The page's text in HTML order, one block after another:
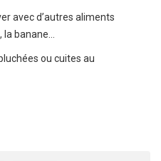
avec d’autres aliments
banane…
ou cuites au